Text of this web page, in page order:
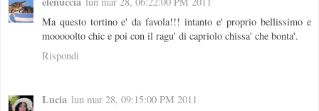
Ma questo tortino e' da favola!!! intanto e' proprio bellissimo e
mooooolto chic e poi con il ragu' di capriolo chissa' che bonta'.
Rispondi
Lucia lun mar 28, 09:15:00 PM 2011